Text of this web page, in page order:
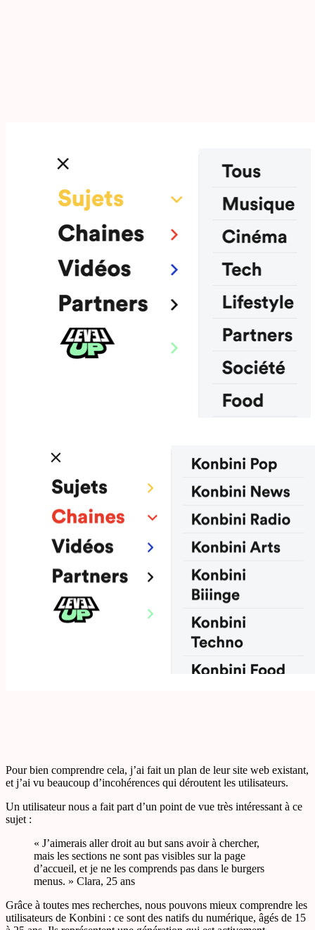
Pour bien comprendre cela, j’ai fait un plan de leur site web existant,
et j’ai vu beaucoup d’incohérences qui déroutent les utilisateurs.
Un utilisateur nous a fait part d’un point de vue très intéressant à ce
sujet :
« J’aimerais aller droit au but sans avoir à chercher,
mais les sections ne sont pas visibles sur la page
d’accueil, et je ne les comprends pas dans le burgers
menus. » Clara, 25 ans
Grâce à toutes mes recherches, nous pouvons mieux comprendre les
utilisateurs de Konbini : ce sont des natifs du numérique, âgés de 15